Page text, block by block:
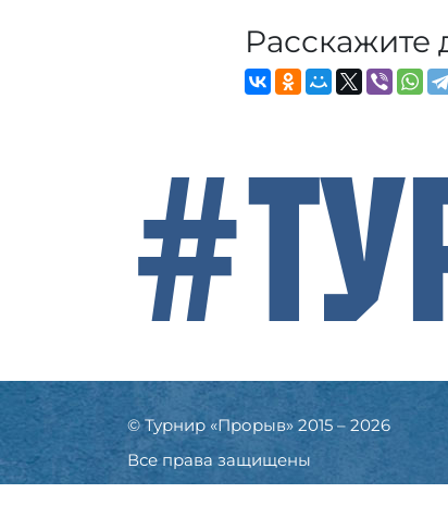
Расскажите
© Турнир «Прорыв» 2015 – 2026
Все права защищены